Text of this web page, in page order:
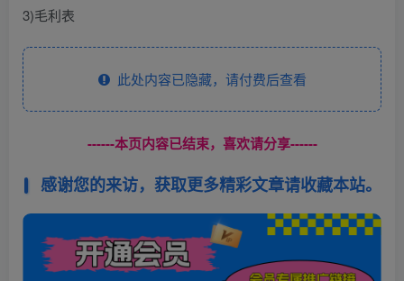
3)毛利表
此处内容已隐藏，请付费后查看
------本页内容已结束，喜欢请分享------
感谢您的来访，获取更多精彩文章请收藏本站。